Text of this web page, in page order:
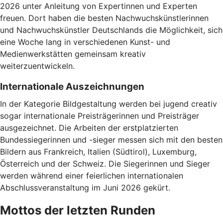
2026 unter Anleitung von Expertinnen und Experten
freuen. Dort haben die besten Nachwuchskünstlerinnen
und Nachwuchskünstler Deutschlands die Möglichkeit, sich
eine Woche lang in verschiedenen Kunst- und
Medienwerkstätten gemeinsam kreativ
weiterzuentwickeln.
Internationale Auszeichnungen
In der Kategorie Bildgestaltung werden bei jugend creativ
sogar internationale Preisträgerinnen und Preisträger
ausgezeichnet. Die Arbeiten der erstplatzierten
Bundessiegerinnen und -sieger messen sich mit den besten
Bildern aus Frankreich, Italien (Südtirol), Luxemburg,
Österreich und der Schweiz. Die Siegerinnen und Sieger
werden während einer feierlichen internationalen
Abschlussveranstaltung im Juni 2026 gekürt.
Mottos der letzten Runden